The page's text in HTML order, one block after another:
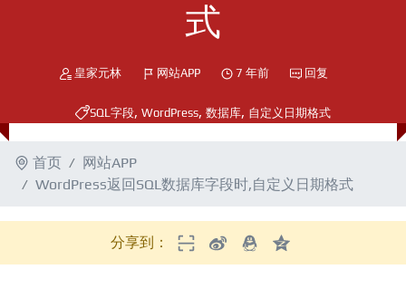
式
皇家元林 网站APP 7 年前 回复
SQL字段, WordPress, 数据库, 自定义日期格式
首页
网站APP
WordPress返回SQL数据库字段时,自定义日期格式
分享到：